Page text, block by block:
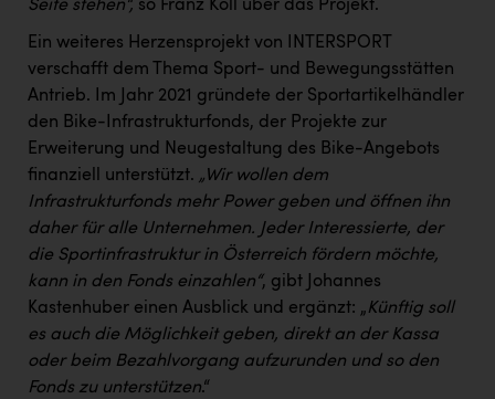
Seite stehen“, so Franz Koll über das Projekt.
Ein weiteres Herzensprojekt von INTERSPORT
verschafft dem Thema Sport- und Bewegungsstätten
Antrieb. Im Jahr 2021 gründete der Sportartikelhändler
den Bike-Infrastrukturfonds, der Projekte zur
Erweiterung und Neugestaltung des Bike-Angebots
finanziell unterstützt. „Wir wollen dem
Infrastrukturfonds mehr Power geben und öffnen ihn
daher für alle Unternehmen. Jeder Interessierte, der
die Sportinfrastruktur in Österreich fördern möchte,
kann in den Fonds einzahlen“, gibt Johannes
Kastenhuber einen Ausblick und ergänzt: „Künftig soll
es auch die Möglichkeit geben, direkt an der Kassa
oder beim Bezahlvorgang aufzurunden und so den
Fonds zu unterstützen.“